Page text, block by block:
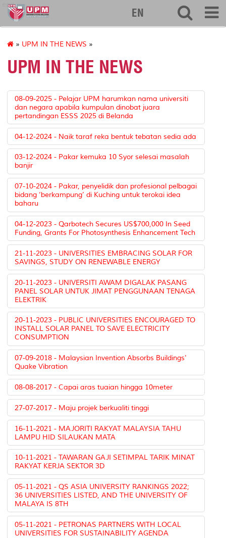
eng
EN
» UPM IN THE NEWS »
UPM IN THE NEWS
08-09-2025 - Pelajar UPM harumkan nama universiti
dan negara apabila kumpulan dinobat juara
pertandingan ESSS 2025 di Belanda
04-12-2024 - Naik taraf reka bentuk tebatan sedia ada
03-12-2024 - Pakar kemuka 10 Syor selesai masalah
banjir
07-10-2024 - Pakar, penyelidik dan profesional pelbagai
bidang ‘berkampung’ di Kuching untuk terokai idea
baharu
04-12-2023 - Qarbotech Secures US$700,000 In Seed
Funding, Grants For Photosynthesis Enhancement Tech
21-11-2023 - UNIVERSITIES EMBRACING SOLAR FOR
SAVINGS, STUDY ON RENEWABLE ENERGY
20-11-2023 - UNIVERSITI AWAM DIGALAK PASANG
PANEL SOLAR UNTUK JIMAT PENGGUNAAN TENAGA
ELEKTRIK
20-11-2023 - PUBLIC UNIVERSITIES ENCOURAGED TO
INSTALL SOLAR PANEL TO SAVE ELECTRICITY
CONSUMPTION
07-09-2018 - Malaysian Invention Absorbs Buildings'
Quake Vibration
08-08-2017 - Capai aras tuaian hingga 10meter
27-07-2017 - Maju projek berkualiti tinggi
16-11-2021 - MAJORITI RAKYAT MALAYSIA TAHU
LAMPU HID SILAUKAN MATA
10-11-2021 - TAWARAN GAJI SETIMPAL TARIK MINAT
RAKYAT KERJA SEKTOR 3D
05-11-2021 - QS ASIA UNIVERSITY RANKINGS 2022;
36 UNIVERSITIES LISTED, AND THE UNIVERSITY OF
MALAYA IS 8TH
05-11-2021 - PETRONAS PARTNERS WITH LOCAL
UNIVERSITIES FOR SUSTAINABILITY AGENDA